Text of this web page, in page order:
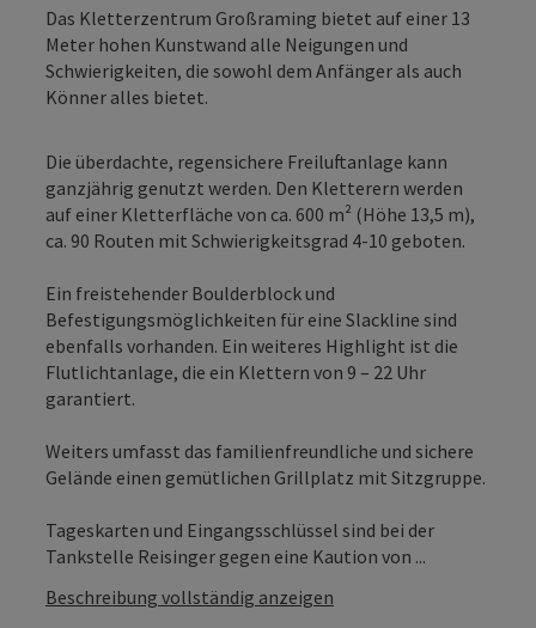
Das Kletterzentrum Großraming bietet auf einer 13
Meter hohen Kunstwand alle Neigungen und
Schwierigkeiten, die sowohl dem Anfänger als auch
Könner alles bietet.
Die überdachte, regensichere Freiluftanlage kann
ganzjährig genutzt werden. Den Kletterern werden
auf einer Kletterfläche von ca. 600 m² (Höhe 13,5 m),
ca. 90 Routen mit Schwierigkeitsgrad 4-10 geboten.
Ein freistehender Boulderblock und
Befestigungsmöglichkeiten für eine Slackline sind
ebenfalls vorhanden. Ein weiteres Highlight ist die
Flutlichtanlage, die ein Klettern von 9 – 22 Uhr
garantiert.
Weiters umfasst das familienfreundliche und sichere
Gelände einen gemütlichen Grillplatz mit Sitzgruppe.
Tageskarten und Eingangsschlüssel sind bei der
Tankstelle Reisinger gegen eine Kaution von ...
Beschreibung vollständig anzeigen